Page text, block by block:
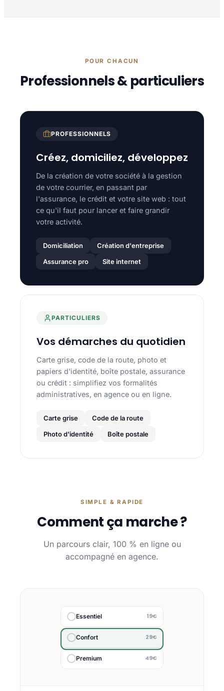
POUR CHACUN
Professionnels & particuliers
PROFESSIONNELS
Créez, domiciliez, développez
De la création de votre société à la gestion
de votre courrier, en passant par
l'assurance, le crédit et votre site web : tout
ce qu'il faut pour lancer et faire grandir
votre activité.
Domiciliation
Création d'entreprise
Assurance pro
Site internet
PARTICULIERS
Vos démarches du quotidien
Carte grise, code de la route, photo et
papiers d'identité, boîte postale, assurance
ou crédit : simplifiez vos formalités
administratives, en agence ou en ligne.
Carte grise
Code de la route
Photo d'identité
Boîte postale
SIMPLE & RAPIDE
Comment ça marche ?
Un parcours clair, 100 % en ligne ou
accompagné en agence.
Essentiel 19€
Confort 29€
Premium 49€